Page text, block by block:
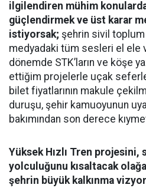
ilgilendiren mühim
güçlendirmek ve üst karar
istiyorsak; şehrin sivil toplum
medyadaki tüm sesleri el ele
dönemde STK’ların ve köşe
ettiğim projelerle uçak
bilet fiyatlarının makule
duruşu, şehir kamuoyunun
bakımından son derece
Yüksek Hızlı Tren projesini,
yolculuğunu kısaltacak
şehrin büyük kalkınma